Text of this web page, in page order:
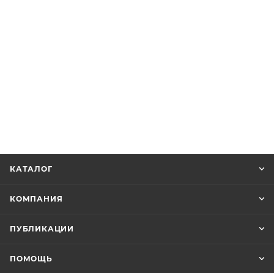
КАТАЛОГ
КОМПАНИЯ
ПУБЛИКАЦИИ
ПОМОЩЬ